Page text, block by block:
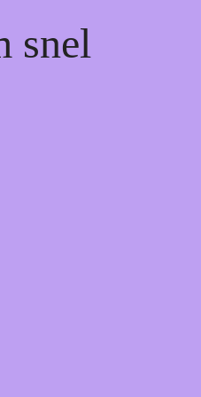
snel